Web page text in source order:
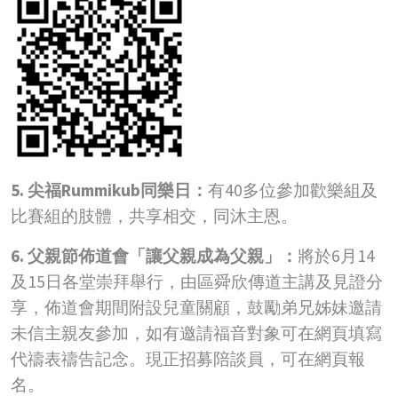
5. 尖福Rummikub同樂日： 有40多位參加歡樂組及
比賽組的肢體，共享相交，同沐主恩。
6. 父親節佈道會「讓父親成為父親」： 將於6月14
及15日各堂崇拜舉行，由區舜欣傳道主講及見證分
享，佈道會期間附設兒童關顧，鼓勵弟兄姊妹邀請
未信主親友參加，如有邀請福音對象可在網頁填寫
代禱表禱告記念。現正招募陪談員，可在網頁報
名。